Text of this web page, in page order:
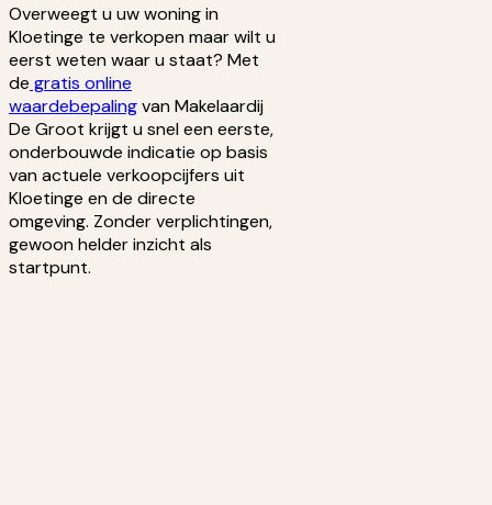
Overweegt u uw woning in
Kloetinge te verkopen maar wilt u
eerst weten waar u staat? Met
de gratis online
waardebepalingvan Makelaardij
De Groot krijgt u snel een eerste,
onderbouwde indicatie op basis
van actuele verkoopcijfers uit
Kloetinge en de directe
omgeving. Zonder verplichtingen,
gewoon helder inzicht als
startpunt.